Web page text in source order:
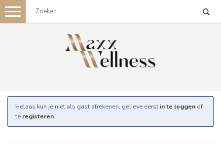
Toggle
navigation
Helaas kun je niet als gast afrekenen, gelieve eerst in te loggen of
te registeren.